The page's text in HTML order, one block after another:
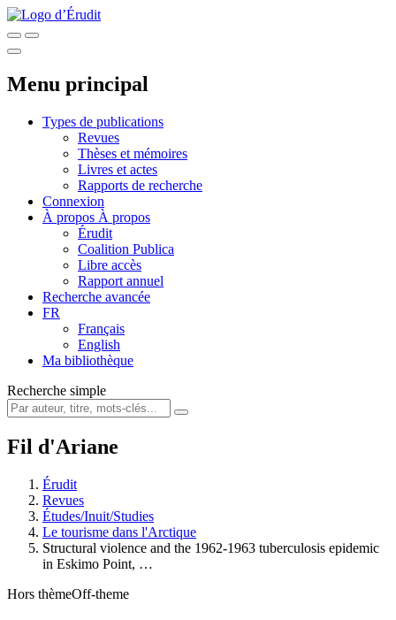
Menu principal
Types de publications
Revues
Thèses et mémoires
Livres et actes
Rapports de recherche
Connexion
À propos À propos
Érudit
Coalition Publica
Libre accès
Rapport annuel
Recherche avancée
FR
Français
English
Ma bibliothèque
Recherche simple
Fil d'Ariane
Érudit
Revues
Études/Inuit/Studies
Le tourisme dans l'Arctique
Structural violence and the 1962-1963 tuberculosis epidemic
in Eskimo Point, …
Hors thèmeOff-theme